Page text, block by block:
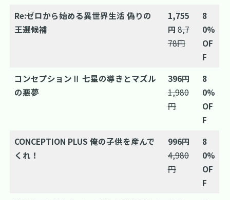
Re:ゼロから始める異世界生活 偽りの
王選候補
1,755
円 8,7
78円
8
0%
OF
F
コンセプションⅡ 七星の導きとマズル
の悪夢
396円
1,980
円
8
0%
OF
F
CONCEPTION PLUS 俺の子供を産んで
くれ！
996円
4,980
円
8
0%
OF
F